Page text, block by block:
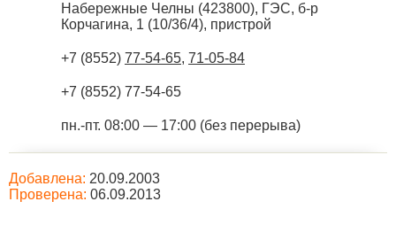
Набережные Челны (423800), ГЭС, б-р
Корчагина, 1 (10/36/4), пристрой
+7 (8552) 77-54-65, 71-05-84
+7 (8552) 77-54-65
пн.-пт. 08:00 — 17:00 (без перерыва)
Добавлена: 20.09.2003
Проверена: 06.09.2013